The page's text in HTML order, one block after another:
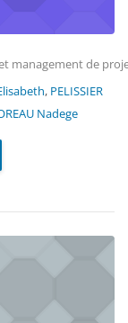
management de
, PELISSIER
Nadege